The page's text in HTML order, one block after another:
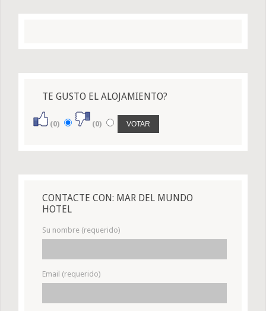
TE GUSTO EL ALOJAMIENTO?
(0) (0)
CONTACTE CON: MAR DEL MUNDO
HOTEL
Su nombre (requerido)
Email (requerido)